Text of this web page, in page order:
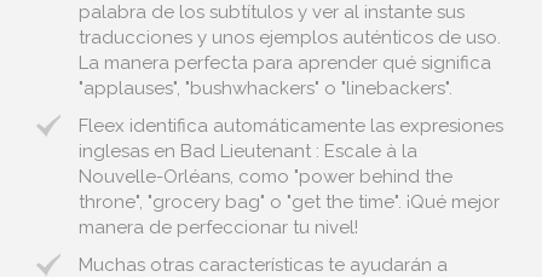
palabra de los subtítulos y ver al instante sus
traducciones y unos ejemplos auténticos de uso.
La manera perfecta para aprender qué significa
"applauses", "bushwhackers" o "linebackers".
Fleex identifica automáticamente las expresiones
inglesas en Bad Lieutenant : Escale à la
Nouvelle-Orléans, como "power behind the
throne", "grocery bag" o "get the time". ¡Qué mejor
manera de perfeccionar tu nivel!
Muchas otras características te ayudarán a